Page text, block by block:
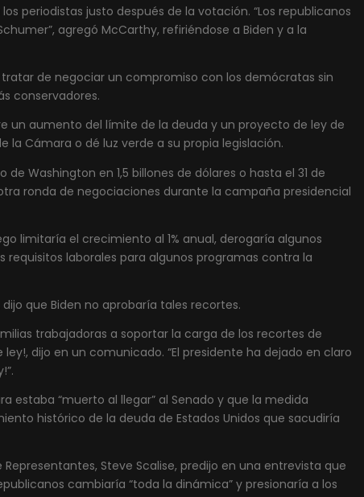
periodistas justo después de la votación. “Los republicanos
agregó McCarthy, refiriéndose a Biden y a la
de negociar un compromiso con los demócratas sin
conservadores.
un aumento del límite de la deuda y un proyecto de ley de
Cámara o dé luz verde a su propia legislación.
Washington en 1,5 billones de dólares o hasta el 31 de
ronda de negociaciones durante la campaña presidencial
limitaría el crecimiento al 1% anual, derogaría algunos
laborales para algunos programas contra la
que Biden no aprobaría tales recortes.
trabajadoras a soportar la carga de los recortes de
dijo en un comunicado. “El presidente ha dejado en claro
estaba “muerto al llegar” al Senado y que la medida
histórico de la deuda de Estados Unidos que sacudiría
Steve Scalise, predijo en una entrevista que
cambiaría “toda la dinámica” y presionaría a los